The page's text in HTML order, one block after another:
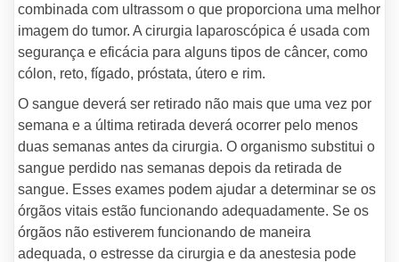
combinada com ultrassom o que proporciona uma melhor
imagem do tumor. A cirurgia laparoscópica é usada com
segurança e eficácia para alguns tipos de câncer, como
cólon, reto, fígado, próstata, útero e rim.
O sangue deverá ser retirado não mais que uma vez por
semana e a última retirada deverá ocorrer pelo menos
duas semanas antes da cirurgia. O organismo substitui o
sangue perdido nas semanas depois da retirada de
sangue. Esses exames podem ajudar a determinar se os
órgãos vitais estão funcionando adequadamente. Se os
órgãos não estiverem funcionando de maneira
adequada, o estresse da cirurgia e da anestesia pode